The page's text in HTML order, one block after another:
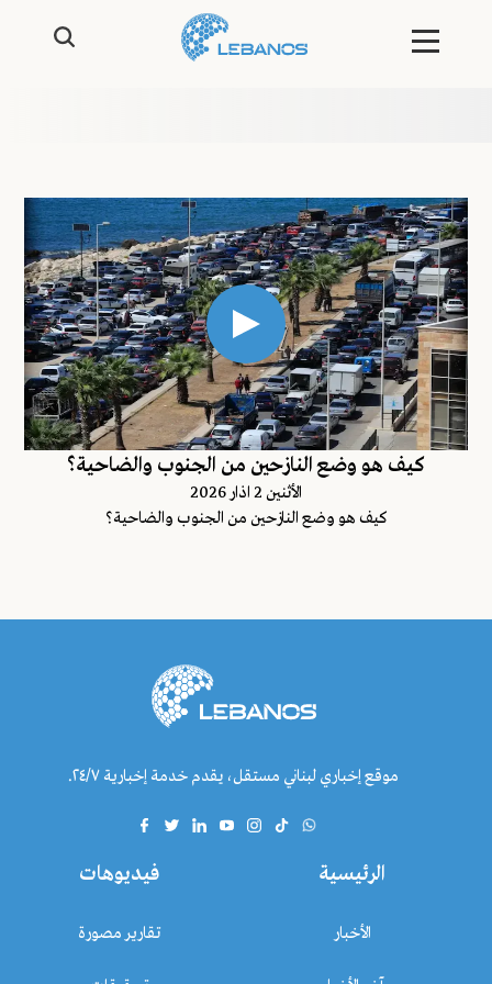
كيف هو وضع النازحين من الجنوب والضاحية؟
اﻷثنين 2 اذار 2026
كيف هو وضع النازحين من الجنوب والضاحية؟
موقع إخباري لبناني مستقل، يقدم خدمة إخبارية ٢٤/٧.
الرئيسية
الأخبار
فيديوهات
تقارير مصورة